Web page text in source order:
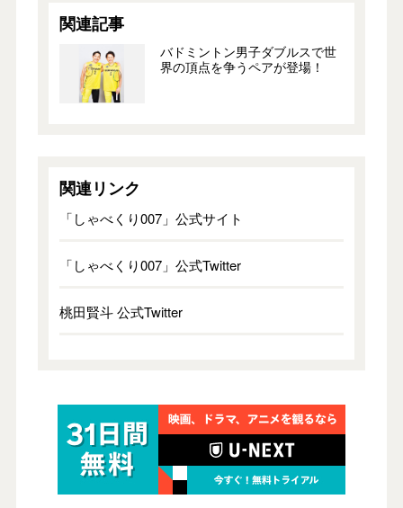
関連記事
バドミントン男子ダブルスで世
界の頂点を争うペアが登場！
関連リンク
「しゃべくり007」公式サイト
「しゃべくり007」公式Twitter
桃田賢斗 公式Twitter